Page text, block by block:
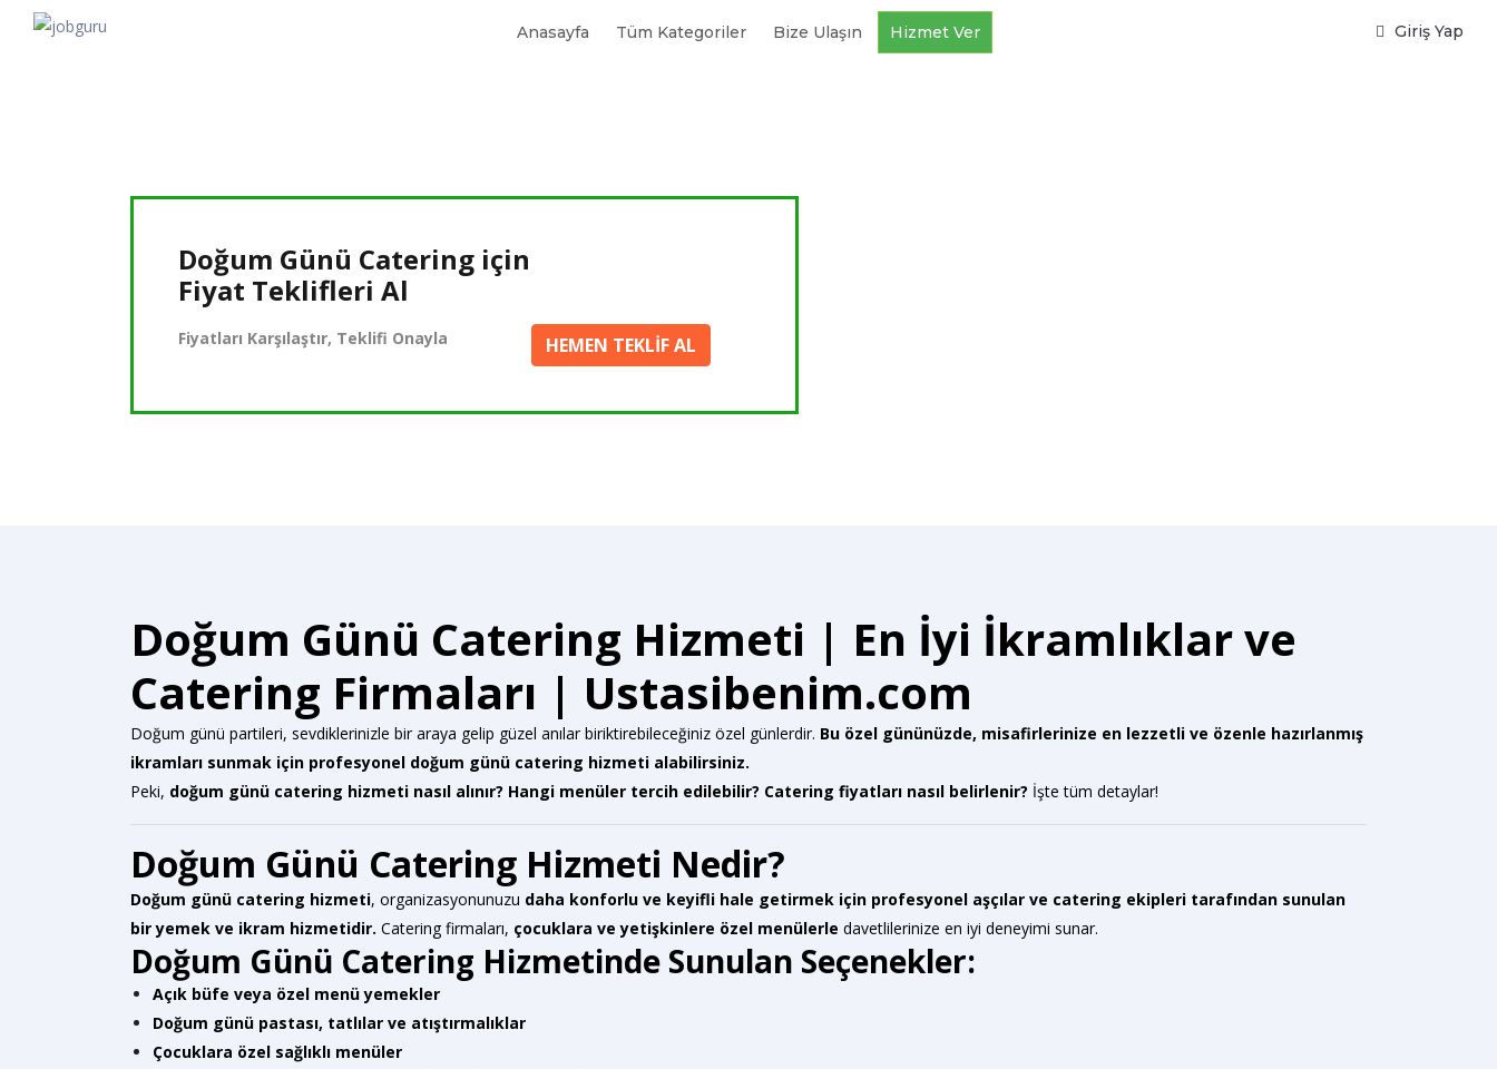
Anasayfa Tüm Kategoriler Bize Ulaşın Hizmet Ver Giriş Yap
Doğum Günü Catering için
Fiyat Teklifleri Al
Fiyatları Karşılaştır, Teklifi Onayla HEMEN TEKLİF AL
Doğum Günü Catering Hizmeti | En İyi İkramlıklar ve
Catering Firmaları | Ustasibenim.com
Doğum günü partileri, sevdiklerinizle bir araya gelip güzel anılar biriktirebileceğiniz özel günlerdir. Bu özel gününüzde, misafirlerinize en lezzetli ve özenle hazırlanmış
ikramları sunmak için profesyonel doğum günü catering hizmeti alabilirsiniz.
Peki, doğum günü catering hizmeti nasıl alınır? Hangi menüler tercih edilebilir? Catering fiyatları nasıl belirlenir? İşte tüm detaylar!
Doğum Günü Catering Hizmeti Nedir?
Doğum günü catering hizmeti, organizasyonunuzu daha konforlu ve keyifli hale getirmek için profesyonel aşçılar ve catering ekipleri tarafından sunulan
bir yemek ve ikram hizmetidir. Catering firmaları, çocuklara ve yetişkinlere özel menülerle davetlilerinize en iyi deneyimi sunar.
Doğum Günü Catering Hizmetinde Sunulan Seçenekler:
Açık büfe veya özel menü yemekler
Doğum günü pastası, tatlılar ve atıştırmalıklar
Çocuklara özel sağlıklı menüler